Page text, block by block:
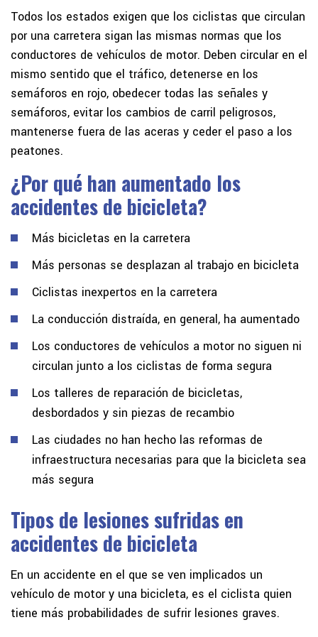
Todos los estados exigen que los ciclistas que circulan
por una carretera sigan las mismas normas que los
conductores de vehículos de motor. Deben circular en el
mismo sentido que el tráfico, detenerse en los
semáforos en rojo, obedecer todas las señales y
semáforos, evitar los cambios de carril peligrosos,
mantenerse fuera de las aceras y ceder el paso a los
peatones.
¿Por qué han aumentado los
accidentes de bicicleta?
Más bicicletas en la carretera
Más personas se desplazan al trabajo en bicicleta
Ciclistas inexpertos en la carretera
La conducción distraída, en general, ha aumentado
Los conductores de vehículos a motor no siguen ni
circulan junto a los ciclistas de forma segura
Los talleres de reparación de bicicletas,
desbordados y sin piezas de recambio
Las ciudades no han hecho las reformas de
infraestructura necesarias para que la bicicleta sea
más segura
Tipos de lesiones sufridas en
accidentes de bicicleta
En un accidente en el que se ven implicados un
vehículo de motor y una bicicleta, es el ciclista quien
tiene más probabilidades de sufrir lesiones graves.